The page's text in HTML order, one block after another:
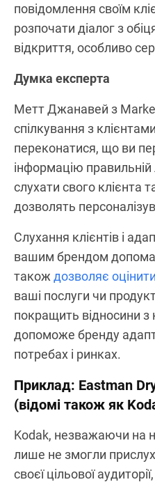
повідомлення своїм
розпочати діалог з
відкриття, особливо
Думка експерта
Метт Джанавей з
спілкування з
переконатися, що ви
інформацію
слухати свого клієнта
дозволять
Слухання клієнтів і
вашим брендом
також дозволяє оцінити
ваші послуги чи
покращить відносини з
допоможе бренду
потребах і ринках.
Приклад: Eastman
(відомі також як
Kodak, незважаючи на
лише не змогли
своєї цільової